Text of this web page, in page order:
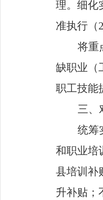
理。细化
准执行（
将重
缺职业（
职工技能
三、
统筹
和职业培
县培训补
升补贴；